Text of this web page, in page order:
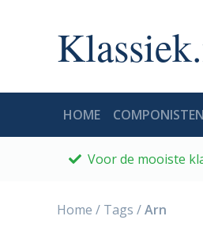
HOME(CURRENT)
COMPONISTEN
Voor de mooiste
Home / Tags /Arn